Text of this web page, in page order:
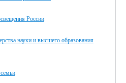
России
науки и высшего образования